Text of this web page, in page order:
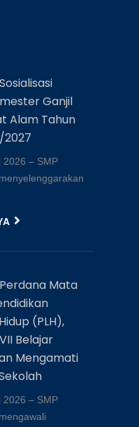
Ganjil
Alam Tahun
2027
2026 – SMP
Mata
(PLH),
Belajar
Mengamati
2026 – SMP